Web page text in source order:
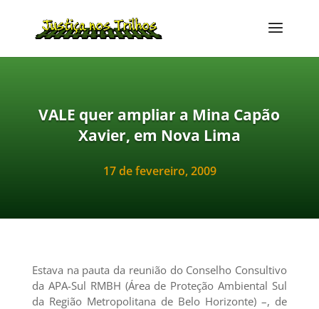
VALE quer ampliar a Mina Capão
Xavier, em Nova Lima
17 de fevereiro, 2009
Estava na pauta da reunião do Conselho Consultivo
da APA-Sul RMBH (Área de Proteção Ambiental Sul
da Região Metropolitana de Belo Horizonte) –, de